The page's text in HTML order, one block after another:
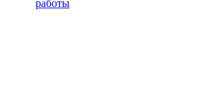
работы